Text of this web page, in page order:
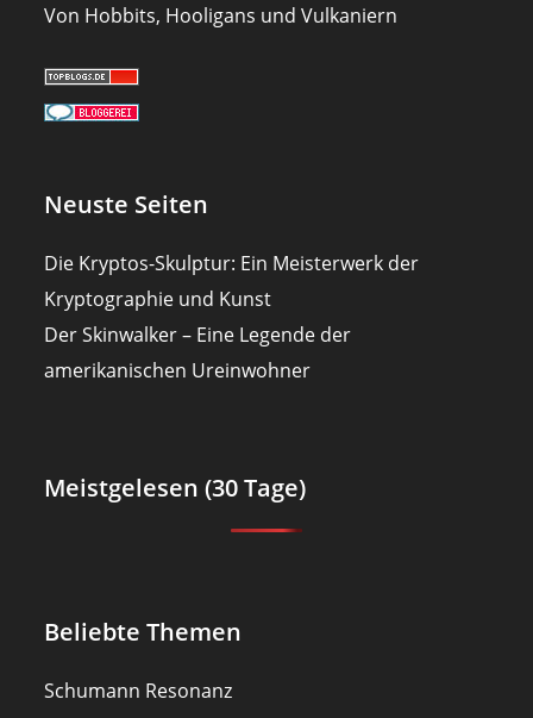
Von Hobbits, Hooligans und Vulkaniern
Neuste Seiten
Die Kryptos-Skulptur: Ein Meisterwerk der
Kryptographie und Kunst
Der Skinwalker – Eine Legende der
amerikanischen Ureinwohner
Meistgelesen (30 Tage)
Beliebte Themen
Schumann Resonanz